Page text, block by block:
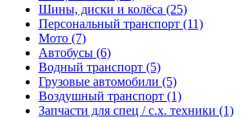
Шины, диски и колёса (25)
Персональный транспорт (11)
Мото (7)
Автобусы (6)
Водный транспорт (5)
Грузовые автомобили (5)
Воздушный транспорт (1)
Запчасти для спец / с.х. техники (1)